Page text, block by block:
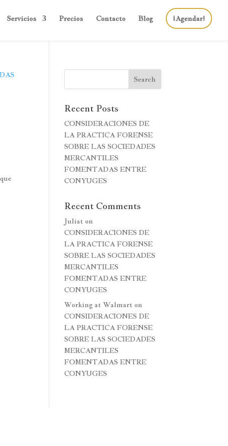
Servicios Precios Contacto Blog ¡Agendar!
Recent Posts
CONSIDERACIONES DE
LA PRACTICA FORENSE
SOBRE LAS SOCIEDADES
MERCANTILES
FOMENTADAS ENTRE
CONYUGES
Recent Comments
Juliat on
CONSIDERACIONES DE
LA PRACTICA FORENSE
SOBRE LAS SOCIEDADES
MERCANTILES
FOMENTADAS ENTRE
CONYUGES
Working at Walmart on
CONSIDERACIONES DE
LA PRACTICA FORENSE
SOBRE LAS SOCIEDADES
MERCANTILES
FOMENTADAS ENTRE
CONYUGES